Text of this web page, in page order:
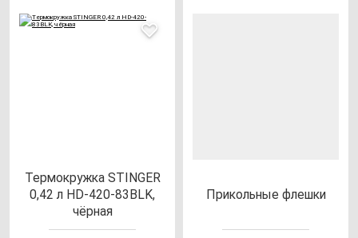
Тер­мок­руж­ка STINGER
0,42 л HD-420-83BLK,
чёр­ная
При­коль­ные флеш­ки